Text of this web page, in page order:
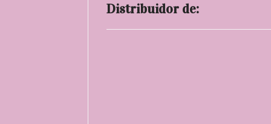
Distribuidor de: